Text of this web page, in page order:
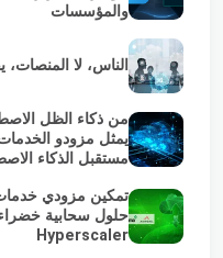
والمؤسسات
الناس، لا المنصات،
من ذكاء الظل
يمثل مزودو
مستقبل الذكاء
تمكين مزودي
حلول سحابية
Hyperscaler